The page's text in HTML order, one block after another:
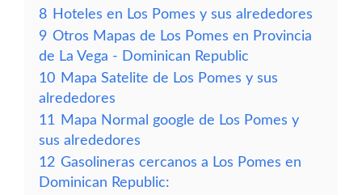
8 Hoteles en Los Pomes y sus alrededores
9 Otros Mapas de Los Pomes en Provincia
de La Vega - Dominican Republic
10 Mapa Satelite de Los Pomes y sus
alrededores
11
Mapa Normal google de Los Pomes y
sus alrededores
12 Gasolineras cercanos a Los Pomes en
Dominican Republic: